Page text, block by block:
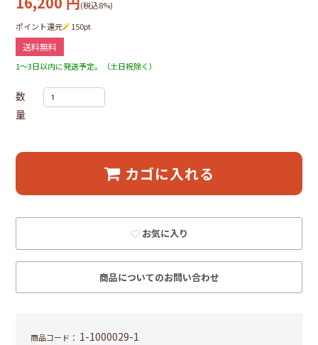
(税込8%)
ポイント還元
150pt
送料無料
1～3日以内に発送予定。（土日祝除く）
数
量
カゴに入れる
お気に入り
商品についてのお問い合わせ
商品コード： 1-1000029-1